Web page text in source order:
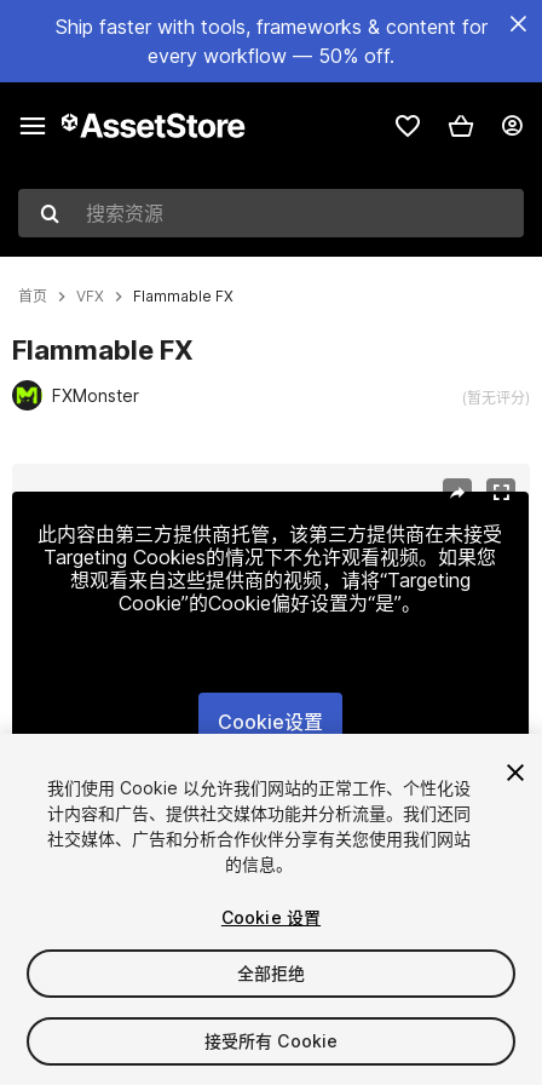
Ship faster with tools, frameworks & content for
every workflow — 50% off.
搜索资源
首页 VFX Flammable FX
Flammable FX
FXMonster (暂无评分)
此内容由第三方提供商托管，该第三方提供商在未接受
Targeting Cookies的情况下不允许观看视频。如果您
想观看来自这些提供商的视频，请将“Targeting
Cookie”的Cookie偏好设置为“是”。
Cookie设置
1/2
$17.99
增值税将在结算时计算
我们使用 Cookie 以允许我们网站的正常工作、个性化设
计内容和广告、提供社交媒体功能并分析流量。我们还同
社交媒体、广告和分析合作伙伴分享有关您使用我们网站
的信息。
Cookie 设置
全部拒绝
接受所有 Cookie